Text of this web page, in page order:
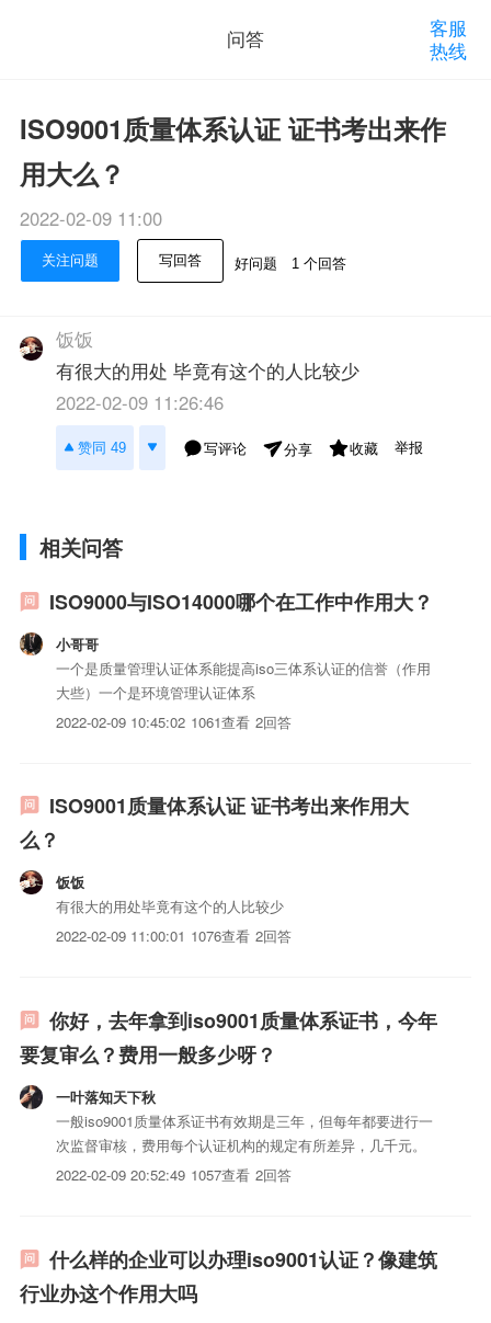
问答
客服
热线
ISO9001质量体系认证 证书考出来作
用大么？
2022-02-09 11:00
关注问题 写回答 好问题 1 个回答
饭饭
有很大的用处 毕竟有这个的人比较少
2022-02-09 11:26:46
赞同 49 写评论 分享 收藏 举报
相关问答
ISO9000与ISO14000哪个在工作中作用大？
小哥哥
一个是质量管理认证体系能提高iso三体系认证的信誉（作用
大些）一个是环境管理认证体系
2022-02-09 10:45:02 1061查看 2回答
ISO9001质量体系认证 证书考出来作用大
么？
饭饭
有很大的用处毕竟有这个的人比较少
2022-02-09 11:00:01 1076查看 2回答
你好，去年拿到iso9001质量体系证书，今年
要复审么？费用一般多少呀？
一叶落知天下秋
一般iso9001质量体系证书有效期是三年，但每年都要进行一
次监督审核，费用每个认证机构的规定有所差异，几千元。
2022-02-09 20:52:49 1057查看 2回答
什么样的企业可以办理iso9001认证？像建筑
行业办这个作用大吗